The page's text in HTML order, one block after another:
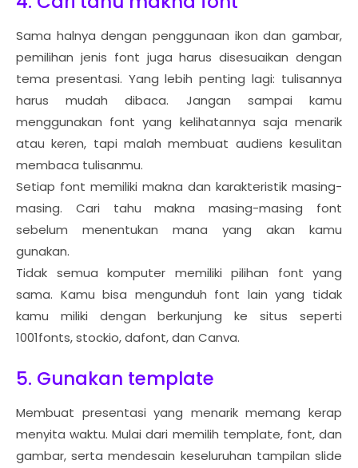
Sama halnya dengan penggunaan ikon dan gambar,
pemilihan jenis font juga harus disesuaikan dengan
tema presentasi. Yang lebih penting lagi: tulisannya
harus mudah dibaca. Jangan sampai kamu
menggunakan font yang kelihatannya saja menarik
atau keren, tapi malah membuat audiens kesulitan
membaca tulisanmu.
Setiap font memiliki makna dan karakteristik masing-
masing. Cari tahu makna masing-masing font
sebelum menentukan mana yang akan kamu
gunakan.
Tidak semua komputer memiliki pilihan font yang
sama. Kamu bisa mengunduh font lain yang tidak
kamu miliki dengan berkunjung ke situs seperti
1001fonts, stockio, dafont, dan Canva.
5. Gunakan template
Membuat presentasi yang menarik memang kerap
menyita waktu. Mulai dari memilih template, font, dan
gambar, serta mendesain keseluruhan tampilan slide